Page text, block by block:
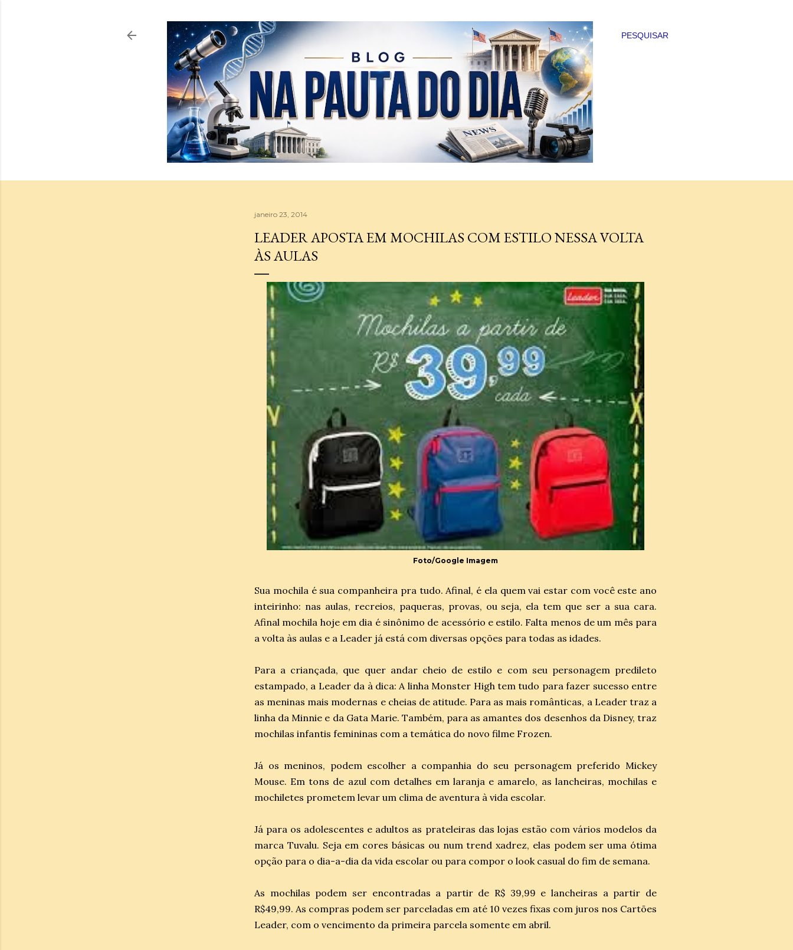
PESQUISAR
janeiro 23, 2014
LEADER APOSTA EM MOCHILAS COM ESTILO NESSA VOLTA
ÀS AULAS
Foto/Google Imagem
Sua mochila é sua companheira pra tudo. Afinal, é ela quem vai estar com você este ano
inteirinho: nas aulas, recreios, paqueras, provas, ou seja, ela tem que ser a sua cara.
Afinal mochila hoje em dia é sinônimo de acessório e estilo. Falta menos de um mês para
a volta às aulas e a Leader já está com diversas opções para todas as idades.
Para a criançada, que quer andar cheio de estilo e com seu personagem predileto
estampado, a Leader da à dica: A linha Monster High tem tudo para fazer sucesso entre
as meninas mais modernas e cheias de atitude. Para as mais românticas, a Leader traz a
linha da Minnie e da Gata Marie. Também, para as amantes dos desenhos da Disney, traz
mochilas infantis femininas com a temática do novo filme Frozen.
Já os meninos, podem escolher a companhia do seu personagem preferido Mickey
Mouse. Em tons de azul com detalhes em laranja e amarelo, as lancheiras, mochilas e
mochiletes prometem levar um clima de aventura à vida escolar.
Já para os adolescentes e adultos as prateleiras das lojas estão com vários modelos da
marca Tuvalu. Seja em cores básicas ou num trend xadrez, elas podem ser uma ótima
opção para o dia-a-dia da vida escolar ou para compor o look casual do fim de semana.
As mochilas podem ser encontradas a partir de R$ 39,99 e lancheiras a partir de
R$49,99. As compras podem ser parceladas em até 10 vezes fixas com juros nos Cartões
Leader, com o vencimento da primeira parcela somente em abril.